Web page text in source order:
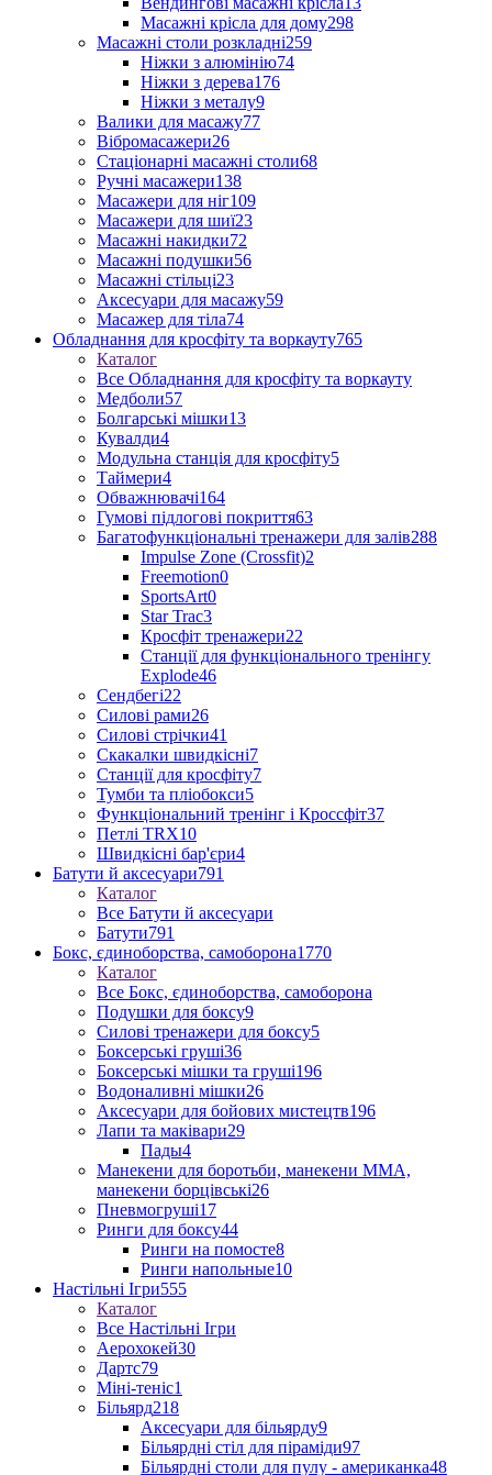
Масажні крісла для дому298
Масажні столи розкладні259
Ніжки з алюмінію74
Ніжки з дерева176
Ніжки з металу9
Валики для масажу77
Вібромасажери26
Стаціонарні масажні столи68
Ручні масажери138
Масажери для ніг109
Масажери для шиї23
Масажні накидки72
Масажні подушки56
Масажні стільці23
Аксесуари для масажу59
Масажер для тіла74
Обладнання для кросфіту та воркауту765
Каталог
Все Обладнання для кросфіту та воркауту
Медболи57
Болгарські мішки13
Кувалди4
Модульна станція для кросфіту5
Таймери4
Обважнювачі164
Гумові підлогові покриття63
Багатофункціональні тренажери для залів288
Impulse Zone (Crossfit)2
Freemotion0
SportsArt0
Star Trac3
Кросфіт тренажери22
Станції для функціонального тренінгу
Explode46
Сендбегі22
Силові рами26
Силові стрічки41
Скакалки швидкісні7
Станції для кросфіту7
Тумби та пліобокси5
Функціональний тренінг і Кроссфіт37
Петлі TRX10
Швидкісні бар'єри4
Батути й аксесуари791
Каталог
Все Батути й аксесуари
Батути791
Бокс, єдиноборства, самоборона1770
Каталог
Все Бокс, єдиноборства, самоборона
Подушки для боксу9
Силові тренажери для боксу5
Боксерські груші36
Боксерські мішки та груші196
Водоналивні мішки26
Аксесуари для бойових мистецтв196
Лапи та маківари29
Пады4
Манекени для боротьби, манекени ММА,
манекени борцівські26
Пневмогруші17
Ринги для боксу44
Ринги на помосте8
Ринги напольные10
Настільні Ігри555
Каталог
Все Настільні Ігри
Аерохокей30
Дартс79
Міні-теніс1
Більярд218
Аксесуари для більярду9
Більярдні стіл для піраміди97
Більярдні столи для пулу - американка48